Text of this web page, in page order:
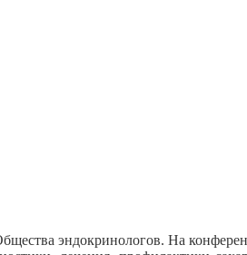
эндокринологов. На